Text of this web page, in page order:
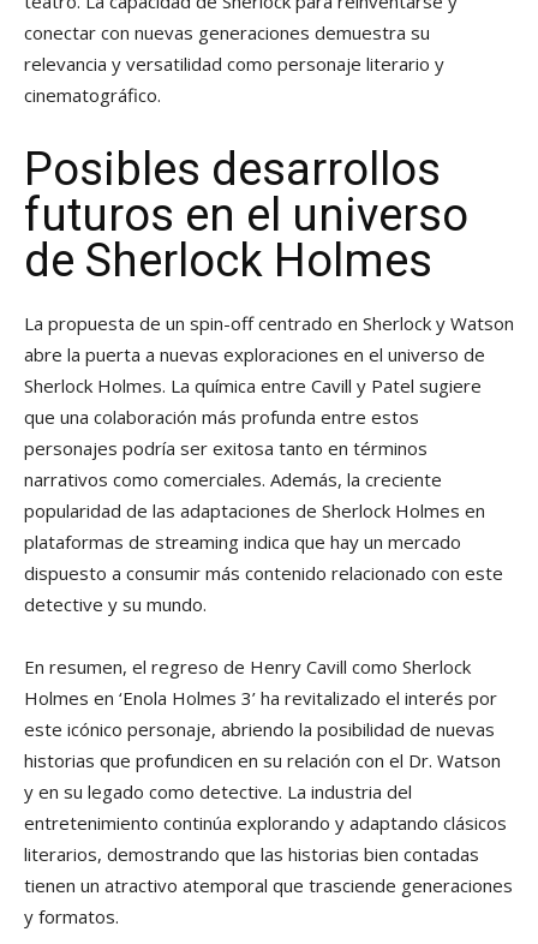
conectar con nuevas generaciones demuestra su
relevancia y versatilidad como personaje literario y
cinematográfico.
Posibles desarrollos
futuros en el universo
de Sherlock Holmes
La propuesta de un spin-off centrado en Sherlock y Watson
abre la puerta a nuevas exploraciones en el universo de
Sherlock Holmes. La química entre Cavill y Patel sugiere
que una colaboración más profunda entre estos
personajes podría ser exitosa tanto en términos
narrativos como comerciales. Además, la creciente
popularidad de las adaptaciones de Sherlock Holmes en
plataformas de streaming indica que hay un mercado
dispuesto a consumir más contenido relacionado con este
detective y su mundo.
En resumen, el regreso de Henry Cavill como Sherlock
Holmes en ‘Enola Holmes 3’ ha revitalizado el interés por
este icónico personaje, abriendo la posibilidad de nuevas
historias que profundicen en su relación con el Dr. Watson
y en su legado como detective. La industria del
entretenimiento continúa explorando y adaptando clásicos
literarios, demostrando que las historias bien contadas
tienen un atractivo atemporal que trasciende generaciones
y formatos.